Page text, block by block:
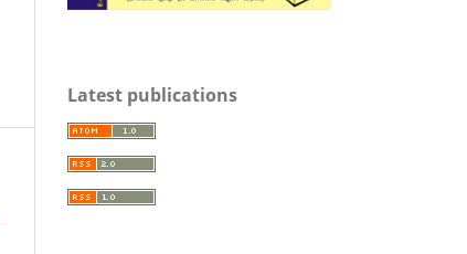
Latest publications